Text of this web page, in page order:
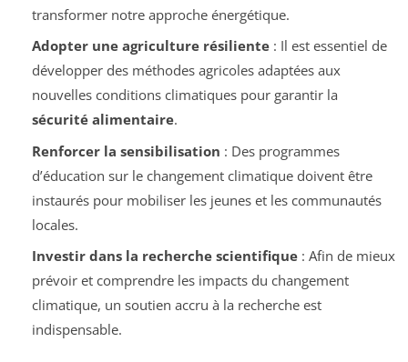
transformer notre approche énergétique.
Adopter une agriculture résiliente: Il est essentiel de
développer des méthodes agricoles adaptées aux
nouvelles conditions climatiques pour garantir la
sécurité alimentaire.
Renforcer la sensibilisation : Des programmes
d’éducation sur le changement climatique doivent être
instaurés pour mobiliser les jeunes et les communautés
locales.
Investir dans la recherche scientifique: Afin de mieux
prévoir et comprendre les impacts du changement
climatique, un soutien accru à la recherche est
indispensable.